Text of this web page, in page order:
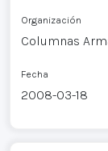
Organización
Columnas
Fecha
2008-03-18